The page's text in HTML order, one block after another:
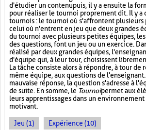
d'étudier un contenu puis, il y a ensuite la
pour réaliser le tournoi proprement dit. Il y a
tournois : le tournoi où s'affrontent
celui où n'entrent en jeu que deux grandes
du tournoi avec plusieurs petites équipes,
des questions, font un jeu ou un exercice.
réalisé par deux grandes équipes,
d'équipe qui, à leur tour, choisissent
La tâche consiste alors à répondre, à tour de
même équipe, aux questions de
mauvaise réponse, la question s'adresse à
de suite. En somme, le Tournoipermet aux
leurs apprentissages dans un
motivant.
Jeu (1) Expérience (10)